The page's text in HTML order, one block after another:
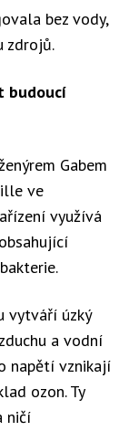
bez vody,
zdrojů.
budoucí
Gabem
ve
využívá
vytváří úzký
a vodní
napětí vznikají
ozon. Ty
ničí